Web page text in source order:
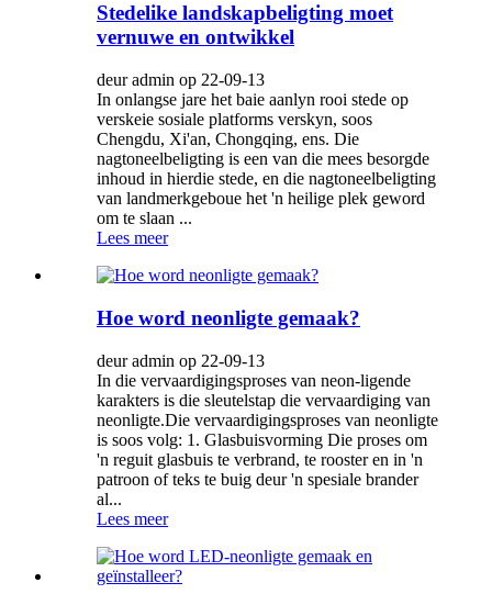
Stedelike landskapbeligting moet
vernuwe en ontwikkel
deur admin op 22-09-13
In onlangse jare het baie aanlyn rooi stede op
verskeie sosiale platforms verskyn, soos
Chengdu, Xi'an, Chongqing, ens. Die
nagtoneelbeligting is een van die mees besorgde
inhoud in hierdie stede, en die nagtoneelbeligting
van landmerkgeboue het 'n heilige plek geword
om te slaan ...
Lees meer
Hoe word neonligte gemaak?
deur admin op 22-09-13
In die vervaardigingsproses van neon-ligende
karakters is die sleutelstap die vervaardiging van
neonligte.Die vervaardigingsproses van neonligte
is soos volg: 1. Glasbuisvorming Die proses om
'n reguit glasbuis te verbrand, te rooster en in 'n
patroon of teks te buig deur 'n spesiale brander
al...
Lees meer